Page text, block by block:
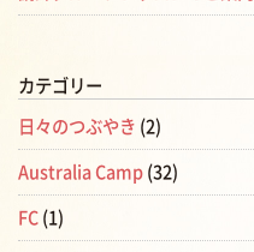
カテゴリー
日々のつぶやき (2)
Australia Camp (32)
FC (1)